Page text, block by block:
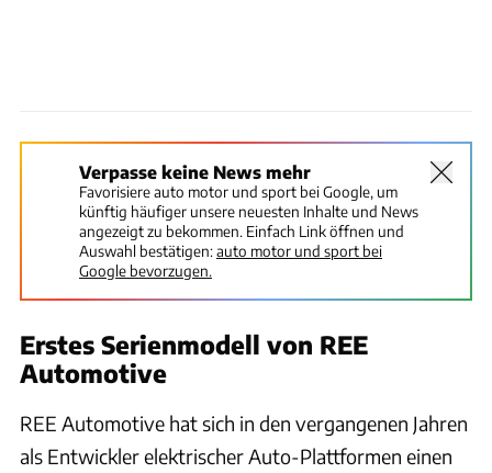
Verpasse keine News mehr
Favorisiere auto motor und sport bei Google, um
künftig häufiger unsere neuesten Inhalte und News
angezeigt zu bekommen. Einfach Link öffnen und
Auswahl bestätigen:auto motor und sport bei
Google bevorzugen.
Erstes Serienmodell von REE
Automotive
REE Automotive hat sich in den vergangenen Jahren
als Entwickler elektrischer Auto-Plattformen einen